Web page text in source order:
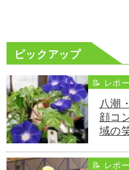
ピックアップ
📝 レポ
八潮
顔コ
域の
📝 レポ